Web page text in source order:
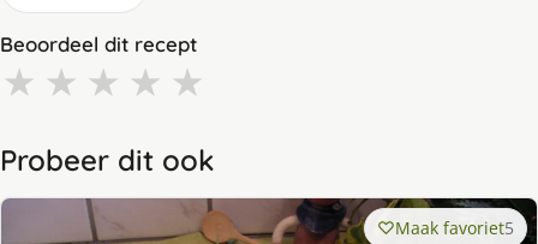
Beoordeel dit recept
★ ★ ★ ★ ★
Probeer dit ook
Maak favoriet5